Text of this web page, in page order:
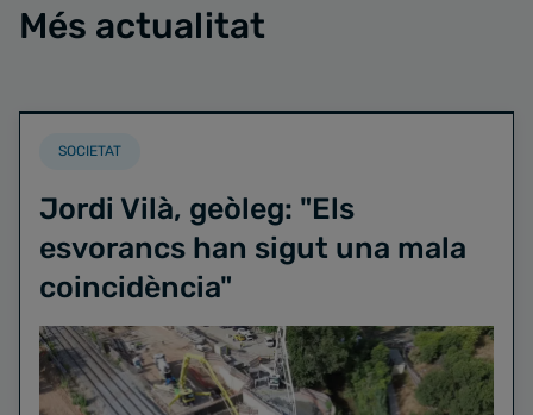
Més actualitat
SOCIETAT
Jordi Vilà, geòleg: "Els
esvorancs han sigut una mala
coincidència"